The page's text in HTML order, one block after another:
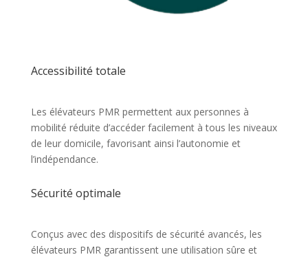
Accessibilité totale
Les élévateurs PMR permettent aux personnes à
mobilité réduite d’accéder facilement à tous les niveaux
de leur domicile, favorisant ainsi l’autonomie et
l’indépendance.
Sécurité optimale
Conçus avec des dispositifs de sécurité avancés, les
élévateurs PMR garantissent une utilisation sûre et